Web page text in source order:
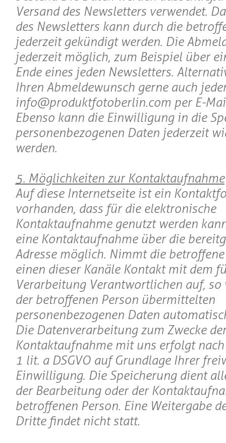
Versand des Newsletters verwendet.
des Newsletters kann durch die
jederzeit gekündigt werden. Die
jederzeit möglich, zum Beispiel über
Ende eines jeden Newsletters.
Ihren Abmeldewunsch gerne auch
info@produktfotoberlin.com per E-
Ebenso kann die Einwilligung in die
personenbezogenen Daten jederzeit
werden.
5. Möglichkeiten zur Kontaktaufnahme
Auf diese Internetseite ist ein
vorhanden, dass für die elektronische
Kontaktaufnahme genutzt werden
eine Kontaktaufnahme über die
Adresse möglich. Nimmt die
einen dieser Kanäle Kontakt mit dem
Verarbeitung Verantwortlichen auf, so
der betroffenen Person übermittelten
personenbezogenen Daten
Die Datenverarbeitung zum Zwecke der
Kontaktaufnahme mit uns erfolgt nach
1 lit. a DSGVO auf Grundlage Ihrer
Einwilligung. Die Speicherung dient
der Bearbeitung oder der
betroffenen Person. Eine Weitergabe
Dritte findet nicht statt.